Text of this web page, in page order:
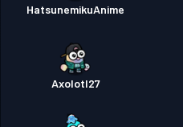
HatsunemikuAnime
Axolotl27